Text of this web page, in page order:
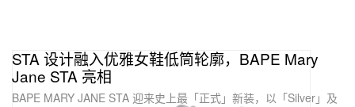
STA 设计融入优雅女鞋低筒轮廓，BAPE Mary
Jane STA 亮相
BAPE MARY JANE STA 迎来史上最「正式」新装，以「Silver」及